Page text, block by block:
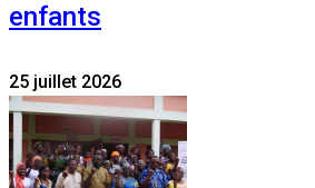
enfants
25 juillet 2026